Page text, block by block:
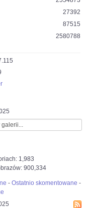
27392
87515
2580788
1,983
900,334
- Ostatnio skomentowane -